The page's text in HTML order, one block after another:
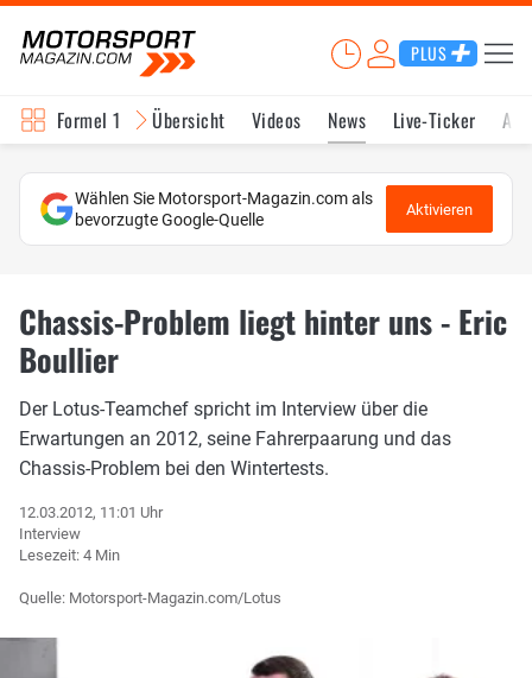
PLUS
Formel 1 Übersicht Videos News Live-Ticker
Wählen Sie Motorsport-Magazin.com als
bevorzugte Google-Quelle
Aktivieren
Chassis-Problem liegt hinter uns - Eric
Boullier
Der Lotus-Teamchef spricht im Interview über die
Erwartungen an 2012, seine Fahrerpaarung und das
Chassis-Problem bei den Wintertests.
12.03.2012, 11:01 Uhr
Interview
Lesezeit: 4 Min
Quelle: Motorsport-Magazin.com/Lotus